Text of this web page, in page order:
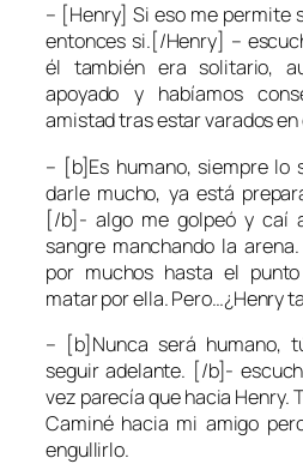
– [Henry] Si eso me permite
entonces si.[/Henry] –
él también era solitario,
apoyado y habíamos
amistad tras estar varados en
– [b]Es humano, siempre lo
darle mucho, ya está
[/b]- algo me golpeó y caí
sangre manchando la
por muchos hasta el
matar por ella. Pero…¿Henry
– [b]Nunca será humano,
seguir adelante. [/b]-
vez parecía que hacia Henry.
Caminé hacia mi amigo
engullirlo.